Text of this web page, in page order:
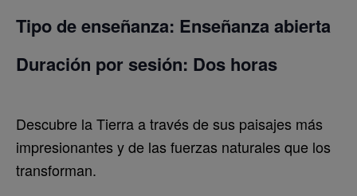
Tipo de enseñanza: Enseñanza abierta
Duración por sesión: Dos horas
Descubre la Tierra a través de sus paisajes más
impresionantes y de las fuerzas naturales que los
transforman.